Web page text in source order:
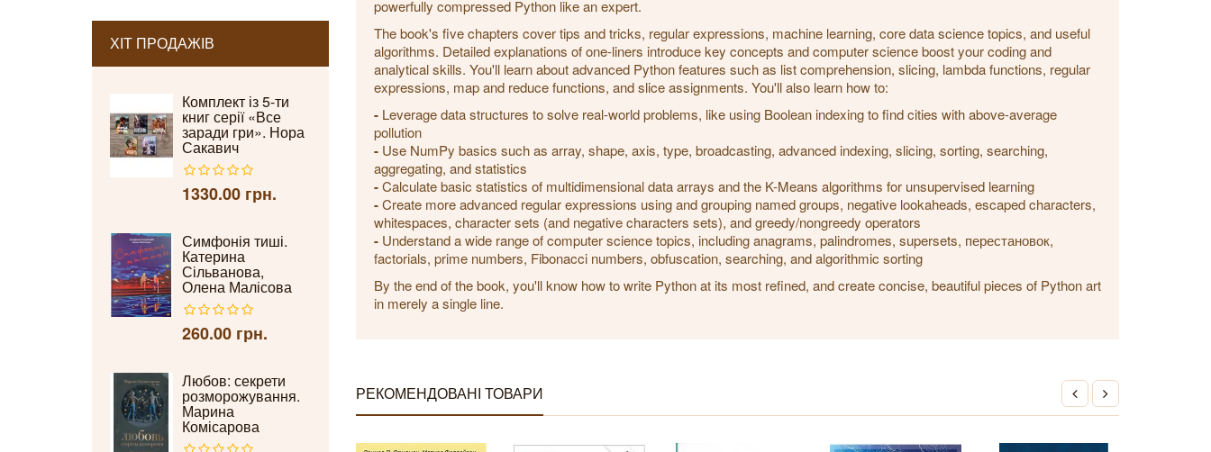
ХІТ ПРОДАЖІВ
Комплект із 5-ти
книг серії «Все
заради гри». Нора
Сакавич
1330.00 грн.
Симфонія тиші.
Катерина
Сільванова,
Олена Малісова
260.00 грн.
Любов: секрети
розморожування.
Марина
Комісарова
powerfully compressed Python like an expert.
The book's five chapters cover tips and tricks, regular expressions, machine learning, core data science topics, and useful
algorithms. Detailed explanations of one-liners introduce key concepts and computer science boost your coding and
analytical skills. You'll learn about advanced Python features such as list comprehension, slicing, lambda functions, regular
expressions, map and reduce functions, and slice assignments. You'll also learn how to:
-Leverage data structures to solve real-world problems, like using Boolean indexing to find cities with above-average
pollution
-Use NumPy basics such as array, shape, axis, type, broadcasting, advanced indexing, slicing, sorting, searching,
aggregating, and statistics
-Calculate basic statistics of multidimensional data arrays and the K-Means algorithms for unsupervised learning
-Create more advanced regular expressions using and grouping named groups, negative lookaheads, escaped characters,
whitespaces, character sets (and negative characters sets), and greedy/nongreedy operators
-Understand a wide range of computer science topics, including anagrams, palindromes, supersets, перестановок,
factorials, prime numbers, Fibonacci numbers, obfuscation, searching, and algorithmic sorting
By the end of the book, you'll know how to write Python at its most refined, and create concise, beautiful pieces of Python art
in merely a single line.
РЕКОМЕНДОВАНІ ТОВАРИ